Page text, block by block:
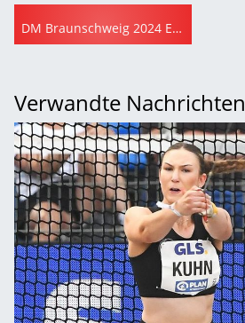
DM Braunschweig 2024 Eventseite (leichtathletik.de)
Verwandte Nachrichten